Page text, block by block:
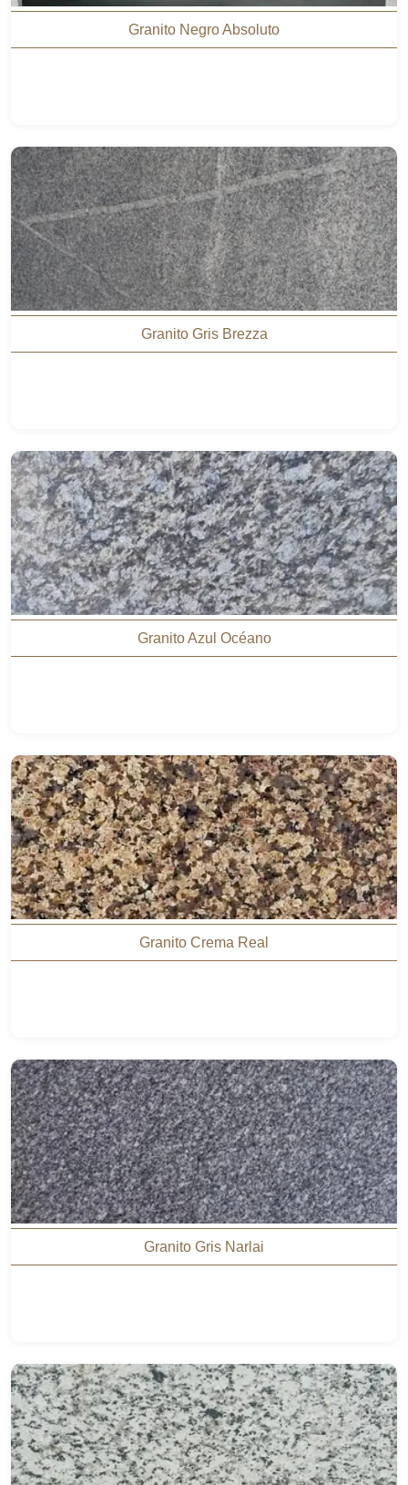
Granito Negro Absoluto
Granito Gris Brezza
Granito Azul Océano
Granito Crema Real
Granito Gris Narlai